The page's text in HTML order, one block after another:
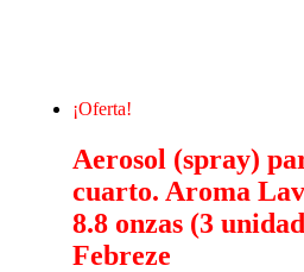
¡Oferta!
Aerosol (spray)
cuarto. Aroma
8.8 onzas (3
Febreze